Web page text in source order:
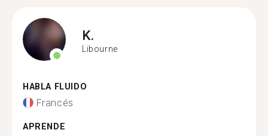
K.
Libourne
HABLA FLUIDO
Francés
APRENDE